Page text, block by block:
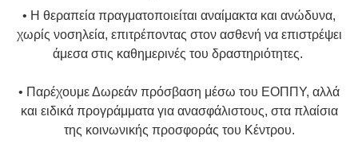
• Η θεραπεία πραγματοποιείται αναίμακτα και ανώδυνα,
χωρίς νοσηλεία, επιτρέποντας στον ασθενή να επιστρέψει
άμεσα στις καθημερινές του δραστηριότητες.
• Παρέχουμε Δωρεάν πρόσβαση μέσω του ΕΟΠΠΥ, αλλά
και ειδικά προγράμματα για ανασφάλιστους, στα πλαίσια
της κοινωνικής προσφοράς του Κέντρου.